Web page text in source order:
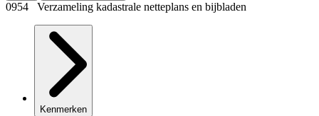
0954 Verzameling kadastrale netteplans en bijbladen
Kenmerken